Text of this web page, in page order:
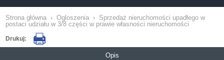
Strona główna › Ogloszenia › Sprzedaż nieruchomości upadłego w
postaci udziału w 3/8 części w prawie własności nieruchomości
Drukuj:
Opis